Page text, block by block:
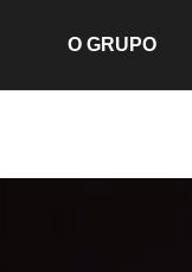
O GRUPO